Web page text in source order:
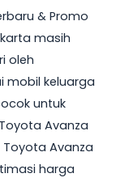
& Promo
masih
oleh
mobil keluarga
untuk
Avanza
Avanza
harga